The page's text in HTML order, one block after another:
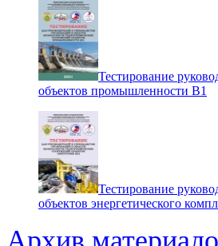
Тестирование
объектов промышленности В1
Тестирование
объектов энергетического